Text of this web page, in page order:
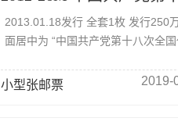
2013.01.18发行 全套1枚 发行
面居中为 “中国共产党第十八次全
小型张邮票 2019-